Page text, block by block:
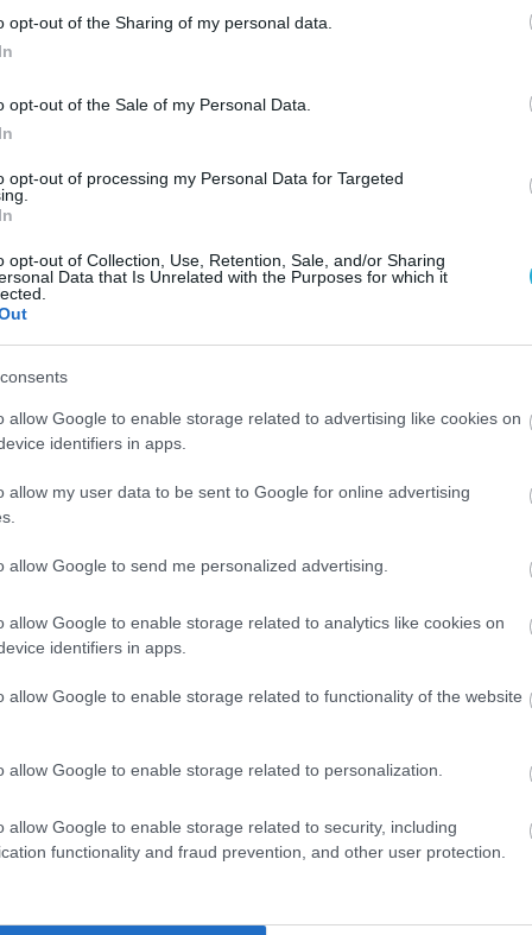
opt-out of the Sharing of my personal data.
opt-out of the Sale of my Personal Data.
opt-out of processing my Personal Data for Targeted
opt-out of Collection, Use, Retention, Sale, and/or Sharing
Data that Is Unrelated with the Purposes for which it
allow Google to enable storage related to advertising like cookies on
identifiers in apps.
allow my user data to be sent to Google for online advertising
allow Google to send me personalized advertising.
allow Google to enable storage related to analytics like cookies on
identifiers in apps.
allow Google to enable storage related to functionality of the website
allow Google to enable storage related to personalization.
allow Google to enable storage related to security, including
functionality and fraud prevention, and other user protection.
ΙΕΛΚΑ: Σε ποια προϊόντα αυξήθηκαν και
μειώθηκαν οι τιμές στα σούπερ μάρκετ